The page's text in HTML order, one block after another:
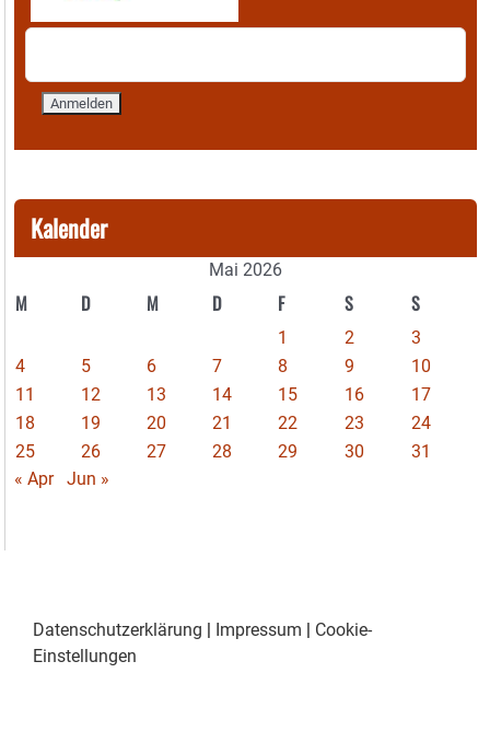
Kalender
Mai 2026
M D M D F S S
1 2
3
4
5 6 7 8 9
10
11
12 13 14 15 16
17
18
19 20 21 22 23
24
25
26 27 28 29 30
31
« Apr
Jun »
Datenschutzerklärung Impressum
Cookie-
Einstellungen